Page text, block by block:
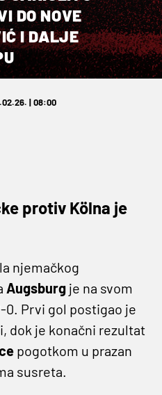
DO NOVE
I DALJE
| 08:00
protiv Kölna je
njemačkog
Augsburg je na svom
0. Prvi gol postigao je
dok je konačni rezultat
pogotkom u prazan
susreta.